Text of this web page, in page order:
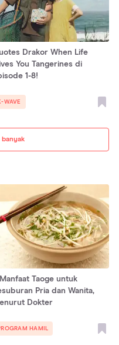
banyak
Drakor When Life
You Tangerines di
1-8!
WAVE
Taoge untuk
Pria dan Wanita,
Dokter
HAMIL